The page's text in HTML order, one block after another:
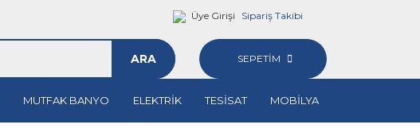
Üye Girişi Sipariş Takibi
ARA SEPETİM
MUTFAK BANYO ELEKTRİK TESİSAT MOBİLYA